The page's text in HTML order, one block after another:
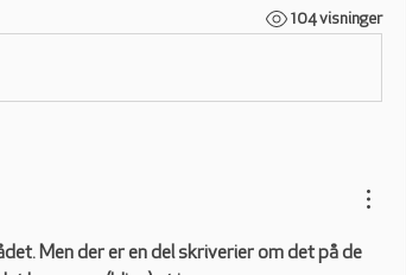
104 visninger
Men der er en del skriverier om det på de